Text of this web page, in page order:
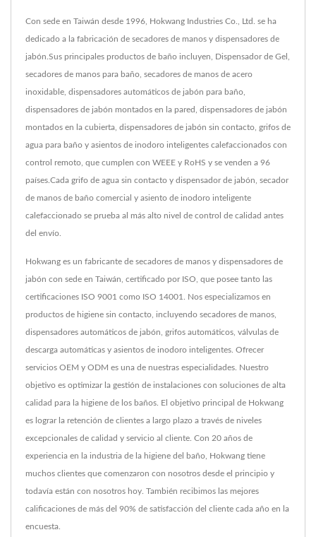
Con sede en Taiwán desde 1996, Hokwang Industries Co., Ltd. se ha
dedicado a la fabricación de secadores de manos y dispensadores de
jabón.Sus principales productos de baño incluyen, Dispensador de Gel,
secadores de manos para baño, secadores de manos de acero
inoxidable, dispensadores automáticos de jabón para baño,
dispensadores de jabón montados en la pared, dispensadores de jabón
montados en la cubierta, dispensadores de jabón sin contacto, grifos de
agua para baño y asientos de inodoro inteligentes calefaccionados con
control remoto, que cumplen con WEEE y RoHS y se venden a 96
países.Cada grifo de agua sin contacto y dispensador de jabón, secador
de manos de baño comercial y asiento de inodoro inteligente
calefaccionado se prueba al más alto nivel de control de calidad antes
del envío.
Hokwang es un fabricante de secadores de manos y dispensadores de
jabón con sede en Taiwán, certificado por ISO, que posee tanto las
certificaciones ISO 9001 como ISO 14001. Nos especializamos en
productos de higiene sin contacto, incluyendo secadores de manos,
dispensadores automáticos de jabón, grifos automáticos, válvulas de
descarga automáticas y asientos de inodoro inteligentes. Ofrecer
servicios OEM y ODM es una de nuestras especialidades. Nuestro
objetivo es optimizar la gestión de instalaciones con soluciones de alta
calidad para la higiene de los baños. El objetivo principal de Hokwang
es lograr la retención de clientes a largo plazo a través de niveles
excepcionales de calidad y servicio al cliente. Con 20 años de
experiencia en la industria de la higiene del baño, Hokwang tiene
muchos clientes que comenzaron con nosotros desde el principio y
todavía están con nosotros hoy. También recibimos las mejores
calificaciones de más del 90% de satisfacción del cliente cada año en la
encuesta.